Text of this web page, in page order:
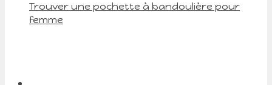
Trouver une pochette à bandoulière pour
femme